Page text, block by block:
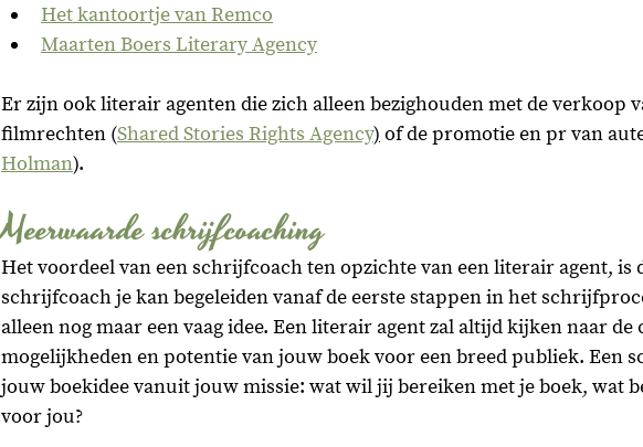
Het kantoortje van Remco
Maarten Boers Literary Agency
Er zijn ook literair agenten die zich alleen bezighouden met de verkoop
filmrechten (Shared Stories Rights Agency) of de promotie en pr van
Holman).
Meerwaarde schrijfcoaching
Het voordeel van een schrijfcoach ten opzichte van een literair agent, is
schrijfcoach je kan begeleiden vanaf de eerste stappen in het
alleen nog maar een vaag idee. Een literair agent zal altijd kijken naar
mogelijkheden en potentie van jouw boek voor een breed publiek. Een
jouw boekidee vanuit jouw missie: wat wil jij bereiken met je boek, wat
voor jou?